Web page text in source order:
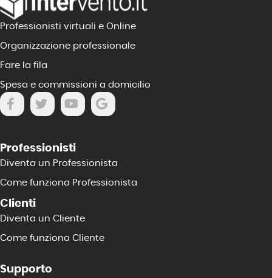
Professionisti virtuali e Online
Organizzazione professionale
Fare la fila
Spesa e commissioni a domicilio
Professionisti
Diventa un Professionista
Come funziona Professionista
Clienti
Diventa un Cliente
Come funziona Cliente
Supporto